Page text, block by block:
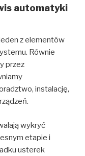
automatyki
z elementów
Równie
przez
instalację,
wykryć
etapie i
usterek